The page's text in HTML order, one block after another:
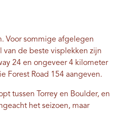
Voor sommige afgelegen
de beste visplekken zijn
24 en ongeveer 4 kilometer
Forest Road 154 aangeven.
tussen Torrey en Boulder, en
het seizoen, maar